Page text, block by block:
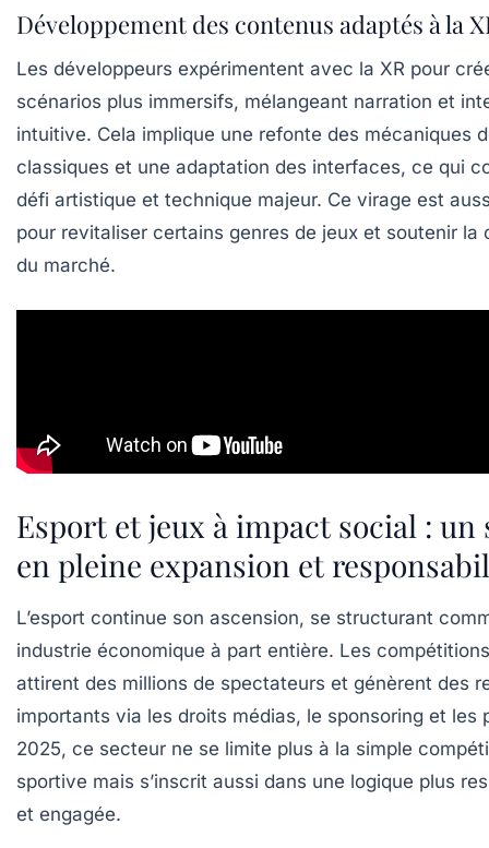
Développement des contenus adaptés à la
Les développeurs expérimentent avec la XR pour
scénarios plus immersifs, mélangeant narration et
intuitive. Cela implique une refonte des mécaniques
classiques et une adaptation des interfaces, ce qui
défi artistique et technique majeur. Ce virage est
pour revitaliser certains genres de jeux et soutenir la
du marché.
Esport et jeux à impact social : un
en pleine expansion et
L’esport continue son ascension, se structurant
industrie économique à part entière. Les
attirent des millions de spectateurs et génèrent des
importants via les droits médias, le sponsoring et les
2025, ce secteur ne se limite plus à la simple
sportive mais s’inscrit aussi dans une logique plus
et engagée.